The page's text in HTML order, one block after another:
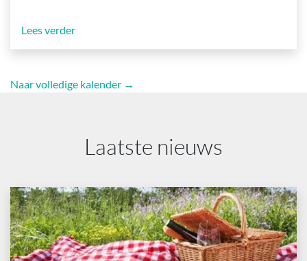
Lees verder
Naar volledige kalender →
Laatste nieuws